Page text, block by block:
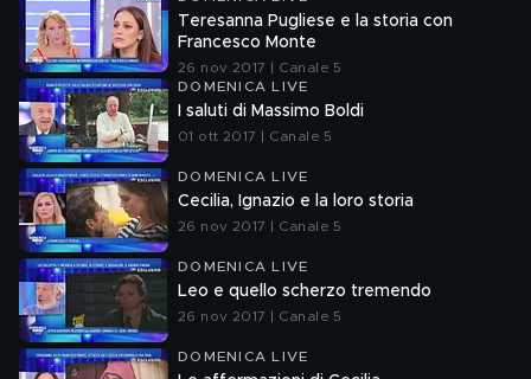
Teresanna Pugliese e la storia con
Francesco Monte
26 nov 2017 | Canale 5
DOMENICA LIVE
I saluti di Massimo Boldi
01 ott 2017 | Canale 5
DOMENICA LIVE
Cecilia, Ignazio e la loro storia
26 nov 2017 | Canale 5
DOMENICA LIVE
Leo e quello scherzo tremendo
26 nov 2017 | Canale 5
DOMENICA LIVE